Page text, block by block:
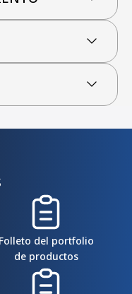
Folleto del portfolio
de productos